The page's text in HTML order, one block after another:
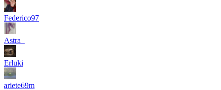
Federico97
Astra_
Erluki
ariete69m